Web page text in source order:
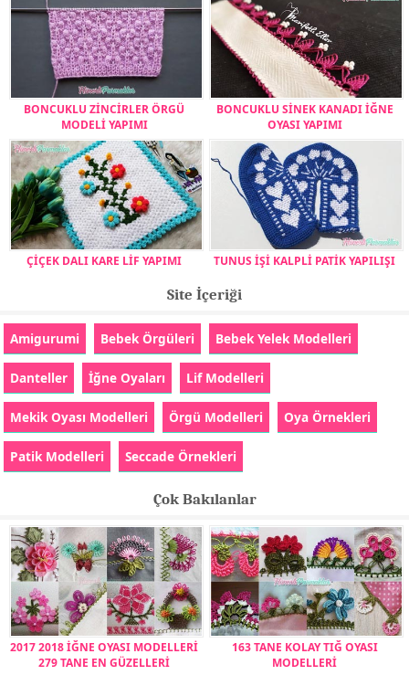
BONCUKLU ZİNCİRLER ÖRGÜ
MODELİ YAPIMI
BONCUKLU SİNEK KANADI İĞNE
OYASI YAPIMI
ÇİÇEK DALI KARE LİF YAPIMI TUNUS İŞİ KALPLİ PATİK YAPILIŞI
Site İçeriği
Amigurumi Bebek Örgüleri Bebek Yelek Modelleri
Danteller İğne Oyaları Lif Modelleri
Mekik Oyası Modelleri Örgü Modelleri Oya Örnekleri
Patik Modelleri Seccade Örnekleri
Çok Bakılanlar
2017 2018 İĞNE OYASI MODELLERİ
279 TANE EN GÜZELLERİ
163 TANE KOLAY TIĞ OYASI
MODELLERİ